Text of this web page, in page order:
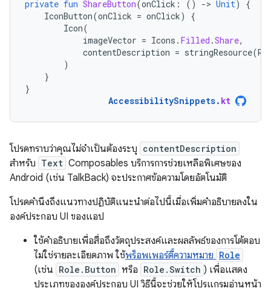
private fun ShareButton(onClick : () -> Unit)
{
IconButton(onClick = onClick)
{
Icon(
imageVector = Icons . Filled .Share,
contentDescription = stringResource(R
)
}
}
AccessibilitySnippets. kt
โปรดทราบว่าคุณไม่จำเป็นต้องระบุ contentDescription
สำหรับ Text Composables บริการการช่วยเหลือพิเศษของ
Android (เช่น TalkBack) จะประกาศข้อความโดยอัตโนมัติ
โปรดคำนึงถึงแนวทางปฏิบัติแนะนำต่อไปนี้เมื่อเพิ่มคำอธิบายลงใน
องค์ประกอบ UI ของแอป
ใช้คำอธิบายเพื่อสื่อถึงวัตถุประสงค์และผลลัพธ์ของการโต้ตอบ
ไม่ใช่รายละเอียดภาพ ใช้พร็อพเพอร์ตี้ความหมาย Role
(เช่น Role.Button หรือ Role.Switch ) เพื่อแสดง
ประเภทขององค์ประกอบ UI วิธีนี้จะช่วยให้โปรแกรมอ่านหน้า